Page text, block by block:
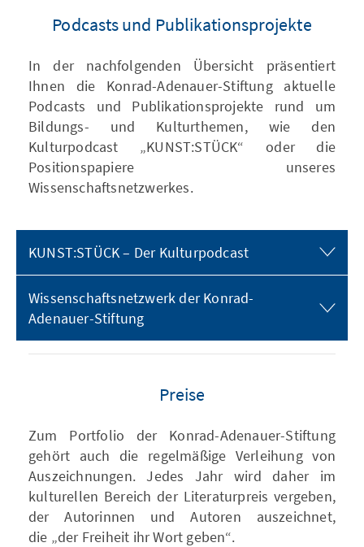
Podcasts und Publikationsprojekte
In der nachfolgenden Übersicht präsentiert
Ihnen die Konrad-Adenauer-Stiftung aktuelle
Podcasts und Publikationsprojekte rund um
Bildungs- und Kulturthemen, wie den
Kulturpodcast „KUNST:STÜCK“ oder die
Positionspapiere unseres
Wissenschaftsnetzwerkes.
KUNST:STÜCK – Der Kulturpodcast
Wissenschaftsnetzwerk der Konrad-
Adenauer-Stiftung
Preise
Zum Portfolio der Konrad-Adenauer-Stiftung
gehört auch die regelmäßige Verleihung von
Auszeichnungen. Jedes Jahr wird daher im
kulturellen Bereich der Literaturpreis vergeben,
der Autorinnen und Autoren auszeichnet,
die „der Freiheit ihr Wort geben“.